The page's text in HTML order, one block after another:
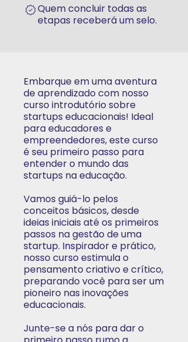
Quem concluir todas as
etapas receberá um selo.
Embarque em uma aventura
de aprendizado com nosso
curso introdutório sobre
startups educacionais! Ideal
para educadores e
empreendedores, este curso
é seu primeiro passo para
entender o mundo das
startups na educação.
Vamos guiá-lo pelos
conceitos básicos, desde
ideias iniciais até os primeiros
passos na gestão de uma
startup. Inspirador e prático,
nosso curso estimula o
pensamento criativo e crítico,
preparando você para ser um
pioneiro nas inovações
educacionais.
Junte-se a nós para dar o